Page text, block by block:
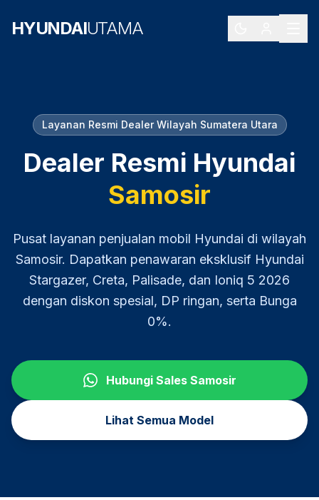
HYUNDAIUTAMA
Layanan Resmi Dealer Wilayah Sumatera Utara
Dealer Resmi Hyundai
Samosir
Pusat layanan penjualan mobil Hyundai di wilayah
Samosir. Dapatkan penawaran eksklusif Hyundai
Stargazer, Creta, Palisade, dan Ioniq 5 2026
dengan diskon spesial, DP ringan, serta Bunga
0%.
Hubungi Sales Samosir
Lihat Semua Model